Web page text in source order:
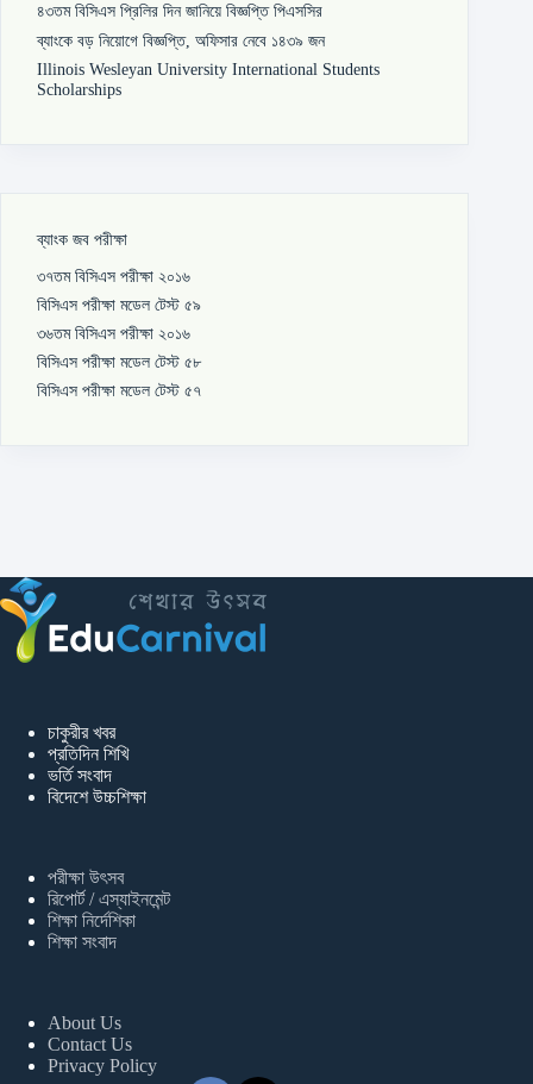
৪৩তম বিসিএস প্রিলির দিন জানিয়ে বিজ্ঞপ্তি পিএসসির
ব্যাংকে বড় নিয়োগে বিজ্ঞপ্তি, অফিসার নেবে ১৪৩৯ জন
Illinois Wesleyan University International Students
Scholarships
ব্যাংক জব পরীক্ষা
৩৭তম বিসিএস পরীক্ষা ২০১৬
বিসিএস পরীক্ষা মডেল টেস্ট ৫৯
৩৬তম বিসিএস পরীক্ষা ২০১৬
বিসিএস পরীক্ষা মডেল টেস্ট ৫৮
বিসিএস পরীক্ষা মডেল টেস্ট ৫৭
চাকুরীর খবর
প্রতিদিন শিখি
ভর্তি সংবাদ
বিদেশে উচ্চশিক্ষা
পরীক্ষা উৎসব
রিপোর্ট / এস্যাইনমেন্ট
শিক্ষা নির্দেশিকা
শিক্ষা সংবাদ
About Us
Contact Us
Privacy Policy